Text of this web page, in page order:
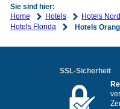
Sie sind hier:
Home
Hotels Hotels
Hotels Florida
Hotels
SSL-Sicherheit